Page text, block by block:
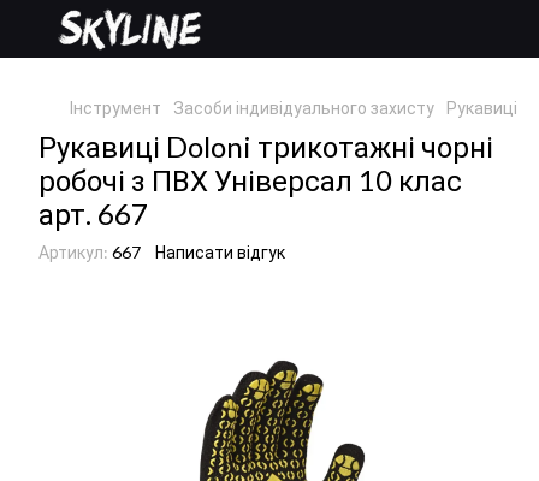
Інструмент Засоби індивідуального захисту Рукавиці
Рукавиці Doloni трикотажні чорні
робочі з ПВХ Універсал 10 клас
арт. 667
Артикул: 667 Написати відгук